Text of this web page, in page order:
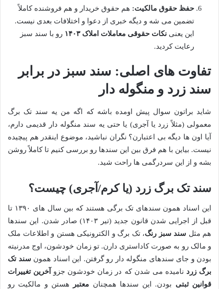
حفظ حقوق مالکیت: هم حقوق خریدار و هم فروشنده کاملاً
تضمین می شه و دیگه خبری از دعوا و اختلافات بعدی نیست.
این یعنی نکات حقوقی معاملات املاک ۱۴۰۳
رو با سند سبز
رعایت کردید.
تفاوت های اصلی: سند سبز در برابر
سند زرد و منگوله دار
شاید براتون سوال پیش اومده باشه که اگه من یه سند تک برگ
معمولی (مثلاً زرد یا آجری) یا حتی یه سند منگوله دار قدیمی دارم،
آیا اون ها دیگه بی اعتبارن؟ نگران نباشید، موضوع اینقدر هم پیچیده
نیست. بیاین با هم فرق بین این سندها رو بررسی کنیم تا کاملاً روشن
بشه و از این سردرگمی ها راحت شید.
سند تک برگ زرد (یا کرم/آجری) چیست؟
این اسناد همون سندهای تک برگی هستند که بین سال های ۱۳۹۰ تا
قبل از اجرایی شدن قانون جدید (تیر ۱۴۰۳) صادر شدن. این سندها
هم مثل سند سبز رنگ، تک برگ و الکترونیکی هستن و اطلاعات ملک
و مالک رو به صورت کاداستری دارن. تو زمان خودشون، اوج مدرنیته
بودن و جای سندهای منگوله دار رو گرفتن. این اسناد همون سند تک
برگ زرد نامیده می شدن که در زمان خودشون جزو
آخرین تغییرات
قوانین ثبتی بودن. این سندها همچنان معتبر
هستن و مالکیت رو